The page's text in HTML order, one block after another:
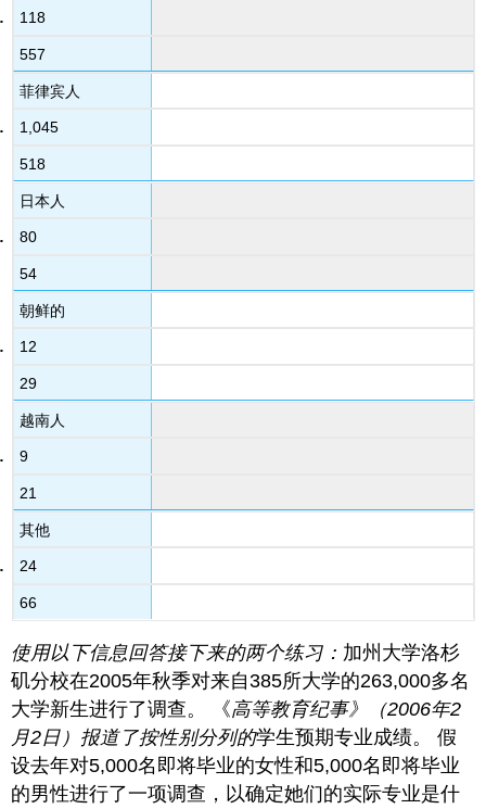
118
557
菲律宾人
1,045
518
日本人
80
54
朝鲜的
12
29
越南人
9
21
其他
24
66
使用以下信息回答接下来的两个练习： 加州大学洛杉
矶分校在2005年秋季对来自385所大学的263,000多名
大学新生进行了调查。 《高等教育纪事》（2006年2
月2日）报道了按性别分列的学生预期专业成绩。 假
设去年对5,000名即将毕业的女性和5,000名即将毕业
的男性进行了一项调查，以确定她们的实际专业是什